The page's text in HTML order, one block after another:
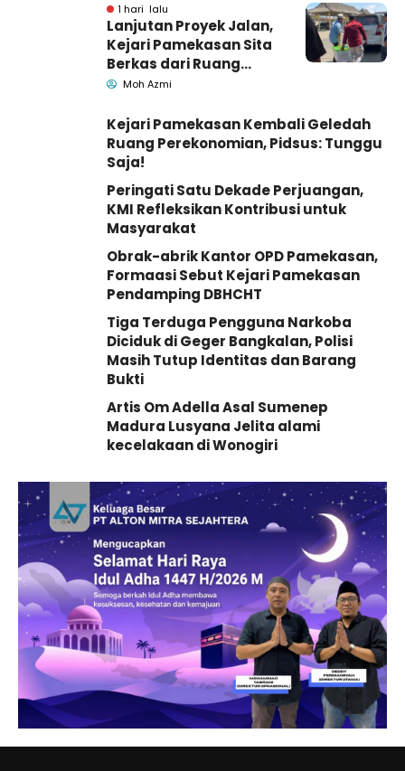
1 hari lalu
Lanjutan Proyek Jalan,
Kejari Pamekasan Sita
Berkas dari Ruang
Pemkab Pamekasan
Moh Azmi
Kejari Pamekasan Kembali Geledah
Ruang Perekonomian, Pidsus: Tunggu
Saja!
Peringati Satu Dekade Perjuangan,
KMI Refleksikan Kontribusi untuk
Masyarakat
Obrak-abrik Kantor OPD Pamekasan,
Formaasi Sebut Kejari Pamekasan
Pendamping DBHCHT
Tiga Terduga Pengguna Narkoba
Diciduk di Geger Bangkalan, Polisi
Masih Tutup Identitas dan Barang
Bukti
Artis Om Adella Asal Sumenep
Madura Lusyana Jelita alami
kecelakaan di Wonogiri